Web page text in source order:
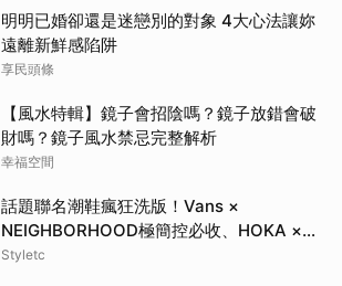
明明已婚卻還是迷戀別的對象 4大心法讓妳
遠離新鮮感陷阱
享民頭條
【風水特輯】鏡子會招陰嗎？鏡子放錯會破
財嗎？鏡子風水禁忌完整解析
幸福空間
話題聯名潮鞋瘋狂洗版！Vans ×
NEIGHBORHOOD極簡控必收、HOKA ×
BEAMS根本穿上腳的藝術品
Styletc